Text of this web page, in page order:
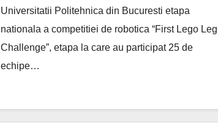
Universitatii Politehnica din Bucuresti etapa
nationala a competitiei de robotica “First Lego
Challenge”, etapa la care au participat 25 de
echipe…